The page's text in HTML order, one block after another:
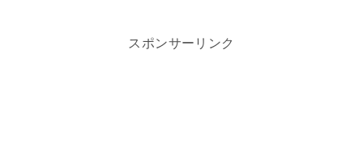
スポンサーリンク